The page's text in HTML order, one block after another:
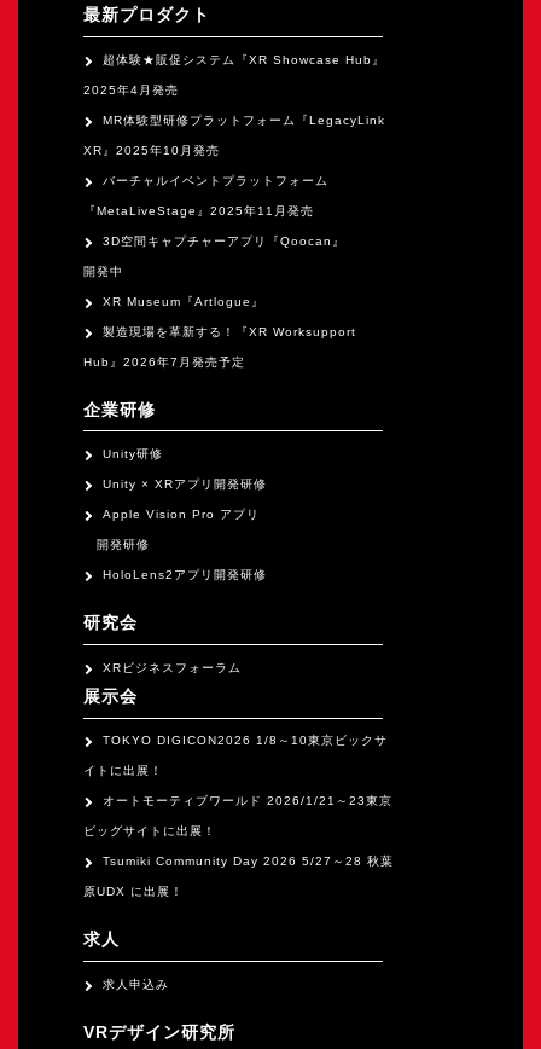
最新プロダクト
超体験★販促システム『XR Showcase Hub』
2025年4月発売
MR体験型研修プラットフォーム『LegacyLink
XR』2025年10月発売
バーチャルイベントプラットフォーム
『MetaLiveStage』2025年11月発売
3D空間キャプチャーアプリ『Qoocan』
開発中
XR Museum『Artlogue』
製造現場を革新する！『XR Worksupport
Hub』2026年7月発売予定
企業研修
Unity研修
Unity × XRアプリ開発研修
Apple Vision Pro アプリ
開発研修
HoloLens2アプリ開発研修
研究会
XRビジネスフォーラム
展示会
TOKYO DIGICON2026 1/8～10東京ビックサ
イトに出展！
オートモーティブワールド 2026/1/21～23東京
ビッグサイトに出展！
Tsumiki Community Day 2026 5/27～28 秋葉
原UDX に出展！
求人
求人申込み
VRデザイン研究所